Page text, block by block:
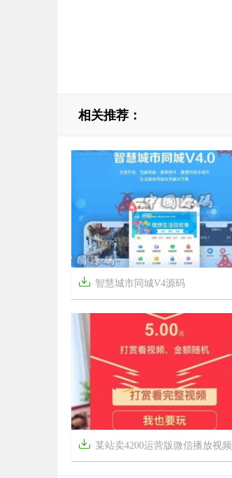
相关推荐：
 智慧城市同城V4源码
 某站卖4200运营版微信播放视频打赏源码+落地域名被封可复活++对接码支付